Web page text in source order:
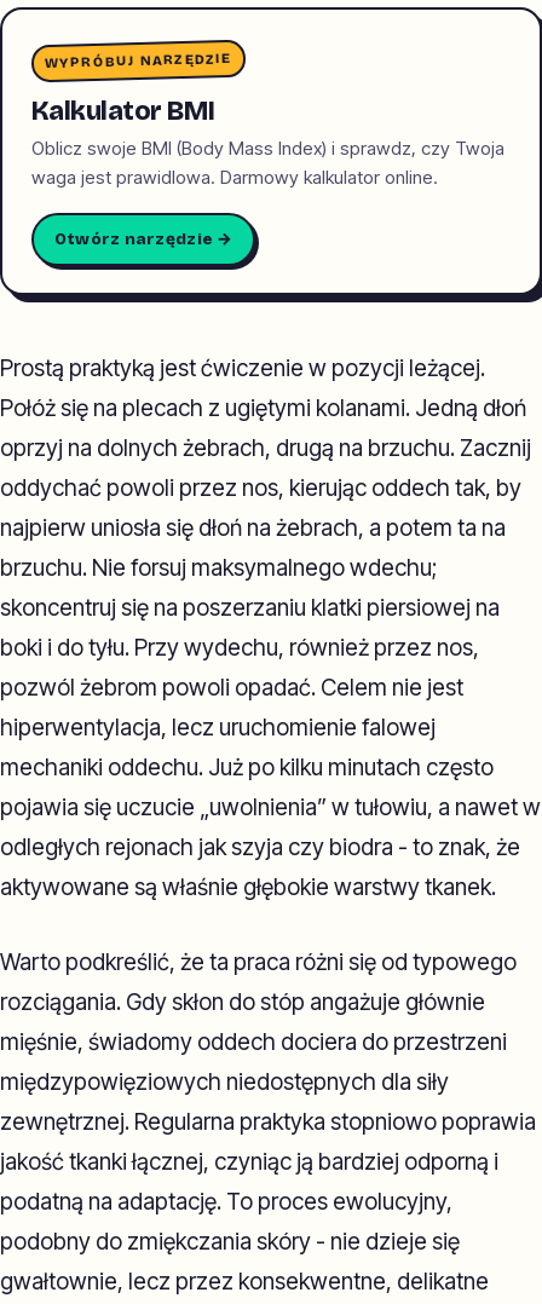
WYPRÓBUJ NARZĘDZIE
Kalkulator BMI
Oblicz swoje BMI (Body Mass Index) i sprawdz, czy Twoja
waga jest prawidlowa. Darmowy kalkulator online.
Otwórz narzędzie →
Prostą praktyką jest ćwiczenie w pozycji leżącej.
Połóż się na plecach z ugiętymi kolanami. Jedną dłoń
oprzyj na dolnych żebrach, drugą na brzuchu. Zacznij
oddychać powoli przez nos, kierując oddech tak, by
najpierw uniosła się dłoń na żebrach, a potem ta na
brzuchu. Nie forsuj maksymalnego wdechu;
skoncentruj się na poszerzaniu klatki piersiowej na
boki i do tyłu. Przy wydechu, również przez nos,
pozwól żebrom powoli opadać. Celem nie jest
hiperwentylacja, lecz uruchomienie falowej
mechaniki oddechu. Już po kilku minutach często
pojawia się uczucie „uwolnienia” w tułowiu, a nawet w
odległych rejonach jak szyja czy biodra - to znak, że
aktywowane są właśnie głębokie warstwy tkanek.
Warto podkreślić, że ta praca różni się od typowego
rozciągania. Gdy skłon do stóp angażuje głównie
mięśnie, świadomy oddech dociera do przestrzeni
międzypowięziowych niedostępnych dla siły
zewnętrznej. Regularna praktyka stopniowo poprawia
jakość tkanki łącznej, czyniąc ją bardziej odporną i
podatną na adaptację. To proces ewolucyjny,
podobny do zmiękczania skóry - nie dzieje się
gwałtownie, lecz przez konsekwentne, delikatne